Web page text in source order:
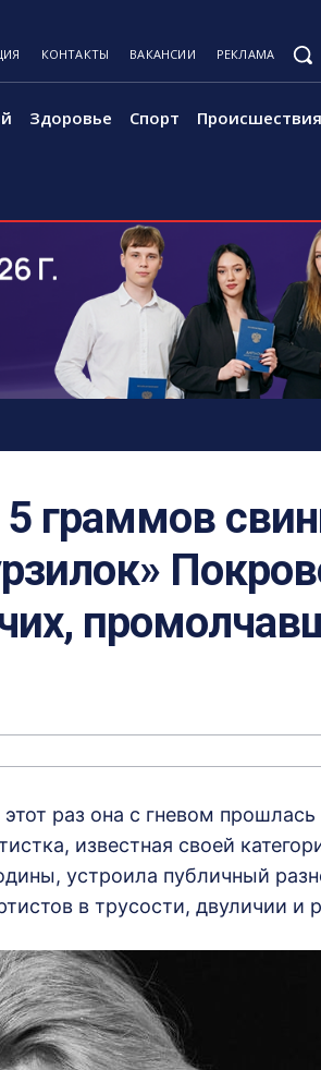
КОНТАКТЫ ВАКАНСИИ РЕКЛАМА
Здоровье Спорт Происшествия
граммов
раз она с гневом
известная своей
устроила публичный
в трусости, двуличии и